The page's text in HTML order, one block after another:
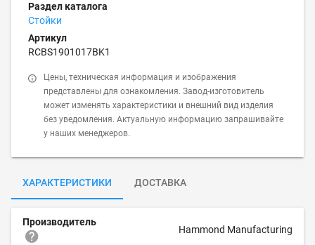
Раздел каталога
Стойки
Артикул
RCBS1901017BK1
Цены, техническая информация и изображения
представлены для ознакомления. Завод-изготовитель
может изменять характеристики и внешний вид изделия
без уведомления. Актуальную информацию запрашивайте
у наших менеджеров.
ХАРАКТЕРИСТИКИ ДОСТАВКА
Производитель
Hammond Manufacturing